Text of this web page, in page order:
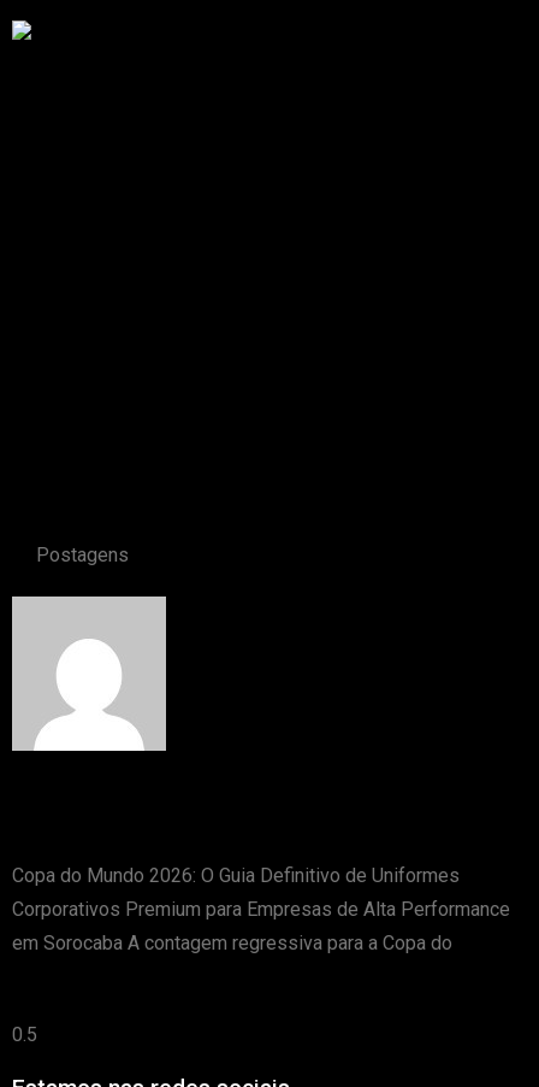
Postagens
Copa do Mundo 2026: O Guia Definitivo de Uniformes
Corporativos Premium para Empresas de Alta Performance
em Sorocaba A contagem regressiva para a Copa do